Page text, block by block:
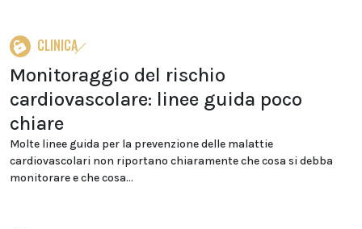
CLINICA
Monitoraggio del rischio
cardiovascolare: linee guida poco
chiare
Molte linee guida per la prevenzione delle malattie
cardiovascolari non riportano chiaramente che cosa si debba
monitorare e che cosa...